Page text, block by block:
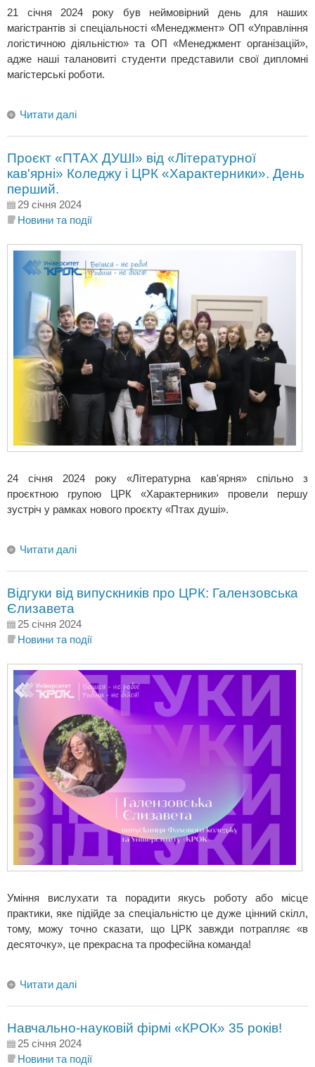
21 січня 2024 року був неймовірний день для наших
магістрантів зі спеціальності «Менеджмент» ОП «Управління
логістичною діяльністю» та ОП «Менеджмент організацій»,
адже наші талановиті студенти представили свої дипломні
магістерські роботи.
Читати далі
Проєкт «ПТАХ ДУШІ» від «Літературної
кав'ярні» Коледжу і ЦРК «Характерники». День
перший.
29 січня 2024
Новини та події
24 січня 2024 року «Літературна кав'ярня» спільно з
проєктною групою ЦРК «Характерники» провели першу
зустріч у рамках нового проєкту «Птах душі».
Читати далі
Відгуки від випускників про ЦРК: Галензовська
Єлизавета
25 січня 2024
Новини та події
Уміння вислухати та порадити якусь роботу або місце
практики, яке підійде за спеціальністю це дуже цінний скілл,
тому, можу точно сказати, що ЦРК завжди потрапляє «в
десяточку», це прекрасна та професійна команда!
Читати далі
Навчально-науковій фірмі «КРОК» 35 років!
25 січня 2024
Новини та події